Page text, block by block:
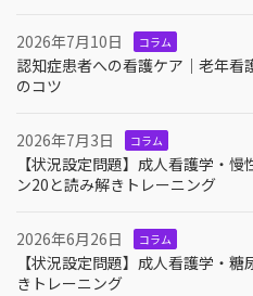
2026年7月10日 コラム
認知症患者への看護ケア｜老年
のコツ
2026年7月3日 コラム
【状況設定問題】成人看護学・
ン20と読み解きトレーニング
2026年6月26日 コラム
【状況設定問題】成人看護学・
きトレーニング